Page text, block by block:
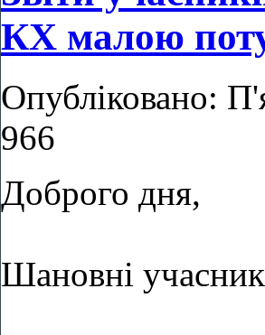
КХ малою
Опубліковано:
966
Доброго дня,
Шановні